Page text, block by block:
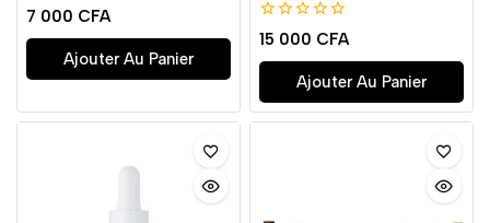
0
de
5
7 000 CFA
Ajouter Au Panier
0
de
5
15 000 CFA
Ajouter Au Panier